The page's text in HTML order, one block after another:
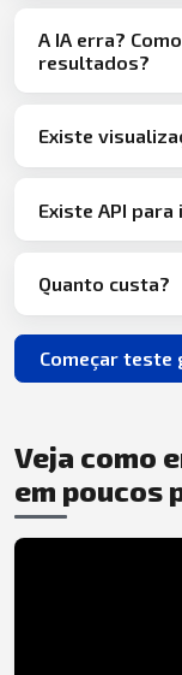
A IA erra?
resultados?
Existe
Existe API
Quanto custa?
Começar teste
Veja como
em poucos